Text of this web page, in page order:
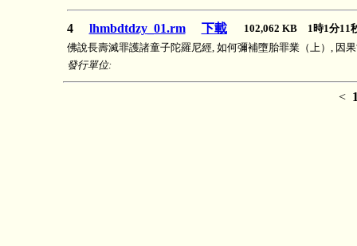
4 lhmbdtdzy_01.rm 下載
102,062 KB 1時1分
佛說長壽滅罪護諸童子陀羅尼經, 如何彌補墮胎罪業（上）, 因
發行單位:
<